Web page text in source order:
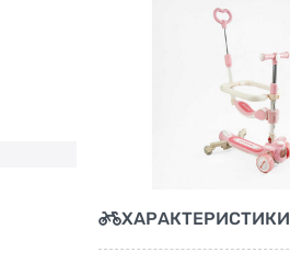
ХАРАКТЕРИСТИКИ